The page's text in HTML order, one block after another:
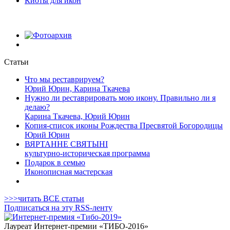
Статьи
Что мы реставрируем?
Юрий Юрин, Карина Ткачева
Нужно ли реставрировать мою икону. Правильно ли я
делаю?
Карина Ткачева, Юрий Юрин
Копия-список иконы Рождества Пресвятой Богородицы
Юрий Юрин
ВЯРТАННЕ СВЯТЫНІ
культурно-историческая программа
Подарок в семью
Иконописная мастерская
>>>читать ВСЕ статьи
Подписаться на эту RSS-ленту
Лауреат Интернет-премии «ТИБО-2016»